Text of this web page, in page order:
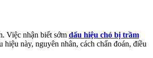
Việc nhận biết sớm dấu hiệu chó bị trầm
này, nguyên nhân, cách chẩn đoán, điều